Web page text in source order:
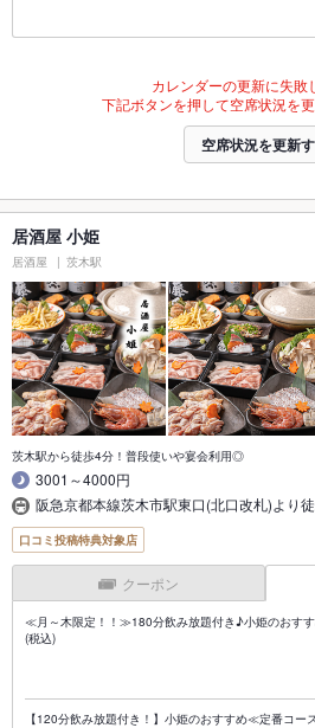
カレンダーの更新に失敗
下記ボタンを押して空席状況を更
空席状況を更新
居酒屋 小姫
居酒屋 茨木駅
茨木駅から徒歩4分！普段使いや宴会利用◎
3001～4000円
阪急京都本線茨木市駅東口(北口改札)より
口コミ投稿特典対象店
クーポン
≪月～木限定！！≫180分飲み放題付き♪小姫のおす
(税込)
【120分飲み放題付き！】小姫のおすすめ≪定番コ